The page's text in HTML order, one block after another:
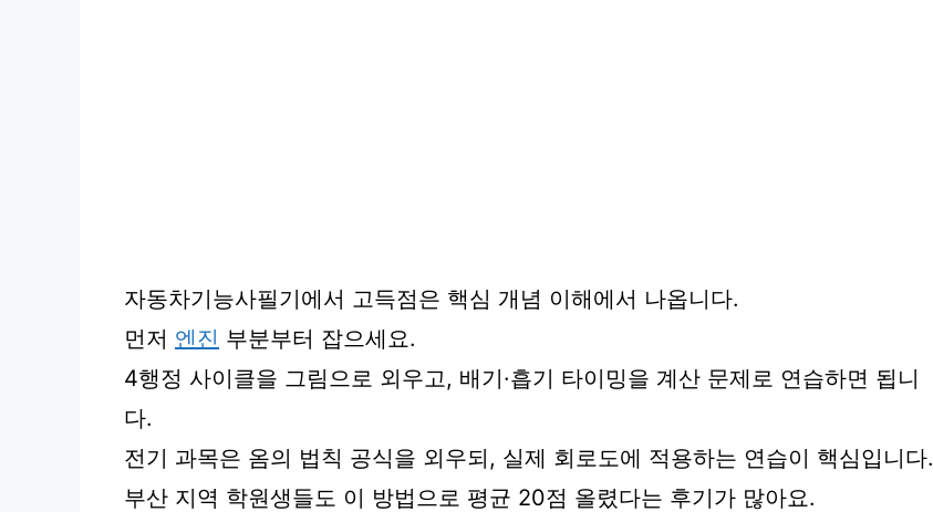
자동차기능사필기에서 고득점은 핵심 개념 이해에서 나옵니다.
먼저 엔진 부분부터 잡으세요.
4행정 사이클을 그림으로 외우고, 배기·흡기 타이밍을 계산 문제로 연습하면 됩니
다.
전기 과목은 옴의 법칙 공식을 외우되, 실제 회로도에 적용하는 연습이 핵심입니다.
부산 지역 학원생들도 이 방법으로 평균 20점 올렸다는 후기가 많아요.